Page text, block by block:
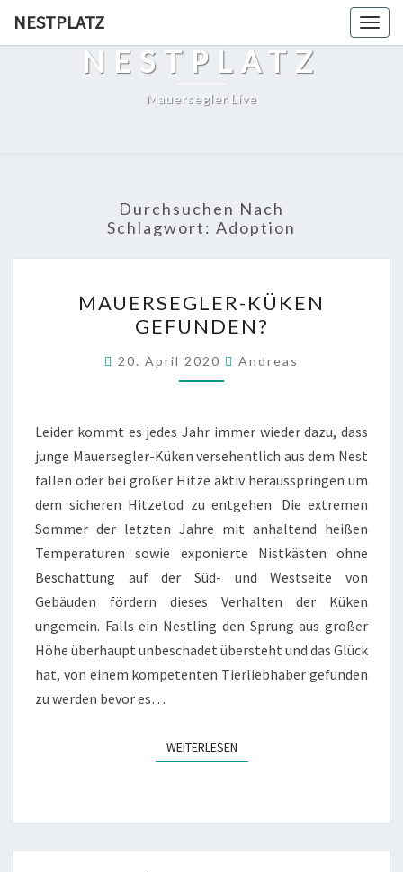
NESTPLATZ
NESTPLATZ
Mauersegler Live
Durchsuchen Nach
Schlagwort: Adoption
KÜKEN
GEFUNDEN?
MAUERSEGLER-KÜKEN
GEFUNDEN?
20. April 2020 Andreas
Leider kommt es jedes Jahr immer wieder dazu, dass
junge Mauersegler-Küken versehentlich aus dem Nest
fallen oder bei großer Hitze aktiv herausspringen um
dem sicheren Hitzetod zu entgehen. Die extremen
Sommer der letzten Jahre mit anhaltend heißen
Temperaturen sowie exponierte Nistkästen ohne
Beschattung auf der Süd- und Westseite von
Gebäuden fördern dieses Verhalten der Küken
ungemein. Falls ein Nestling den Sprung aus großer
Höhe überhaupt unbeschadet übersteht und das Glück
hat, von einem kompetenten Tierliebhaber gefunden
zu werden bevor es…
WEITERLESENWEITERLESEN